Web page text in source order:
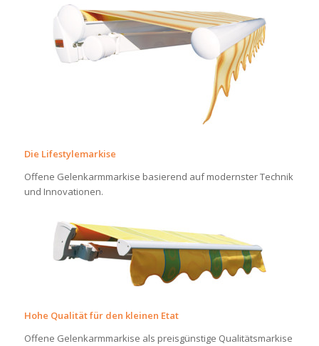
Die Lifestylemarkise
Offene Gelenkarmmarkise basierend auf modernster Technik
und Innovationen.
Hohe Qualität für den kleinen Etat
Offene Gelenkarmmarkise als preisgünstige Qualitätsmarkise